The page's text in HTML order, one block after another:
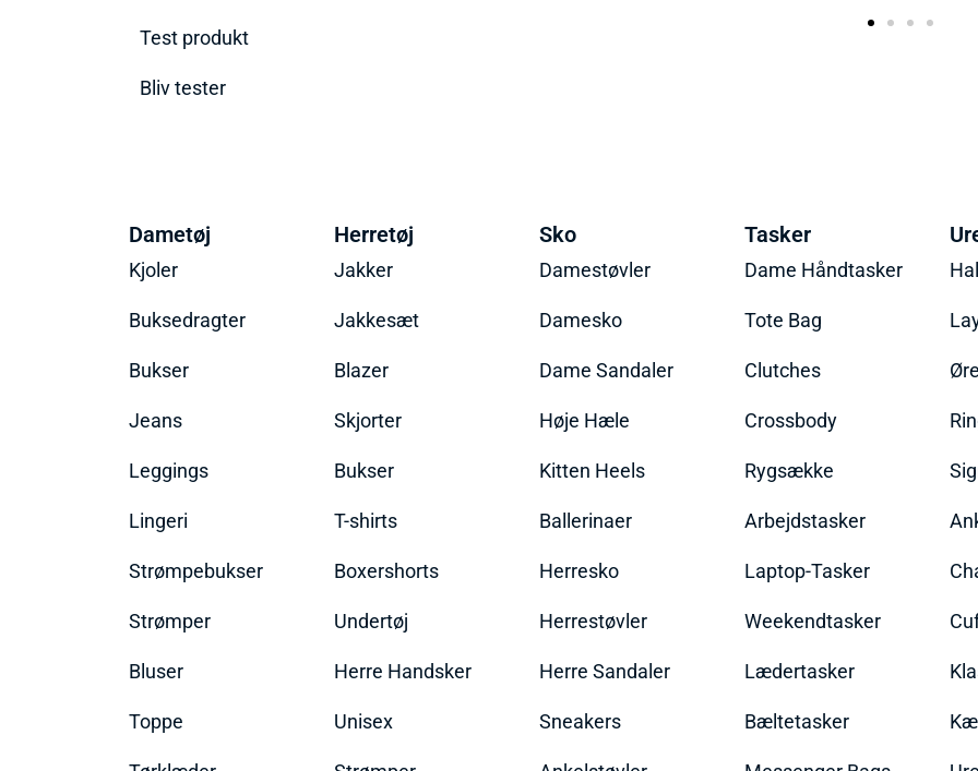
Test produkt
Bliv tester
Dametøj
Kjoler
Buksedragter
Bukser
Jeans
Leggings
Lingeri
Strømpebukser
Strømper
Bluser
Toppe
Herretøj
Jakker
Jakkesæt
Blazer
Skjorter
Bukser
T-shirts
Boxershorts
Undertøj
Herre Handsker
Unisex
Sko
Damestøvler
Damesko
Dame Sandaler
Høje Hæle
Kitten Heels
Ballerinaer
Herresko
Herrestøvler
Herre Sandaler
Sneakers
Tasker
Dame Håndtasker
Tote Bag
Clutches
Crossbody
Rygsække
Arbejdstasker
Laptop-Tasker
Weekendtasker
Lædertasker
Bæltetasker